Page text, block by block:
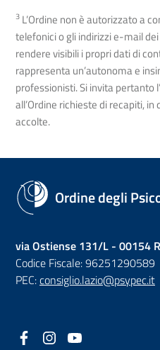
3 L’Ordine non è autorizzato a
telefonici o gli indirizzi e-mail
rendere visibili i propri dati di
rappresenta un’autonoma e
professionisti. Si invita pertanto
all’Ordine richieste di recapiti,
accolte.
Ordine degli
via Ostiense 131/L - 00154
Codice Fiscale: 96251290589
PEC:consiglio.lazio@psypec.it
Facebook
(nuova scheda - new tab)
Instagram
(nuova scheda - new